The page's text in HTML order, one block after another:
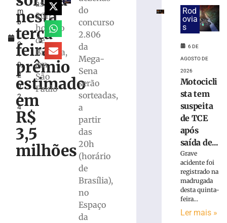
m
b
r
o
1
0,
2
0
2
4
nesta
terça-
feira
prêmio
estimado
em
R$
3,5
milhões
às
20h,
horário
de
Brasília,
em
São
Paulo
do
concurso
2.806
da
Mega-
Sena
serão
sorteadas,
a
partir
das
20h
(horário
de
Brasília),
no
Espaço
da
escultor
Karl
Theichmann
aproxima
estudantes
história
patrimônio
cultural
Brusque
Rod
ovia
s
6 DE
AGOSTO DE
2026
Motocicli
sta tem
suspeita
de TCE
após
saída de...
Grave
acidente foi
registrado na
madrugada
desta quinta-
feira...
Ler mais »